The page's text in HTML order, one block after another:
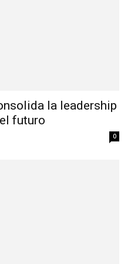
la leadership
futuro
0